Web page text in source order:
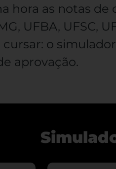
hora as notas
UFBA,
o
aprovação.